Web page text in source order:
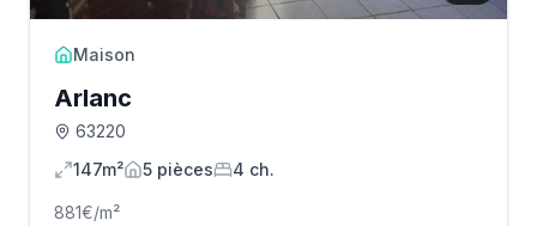
Maison
Arlanc
63220
147m²
5 pièces 4 ch.
881€/m²